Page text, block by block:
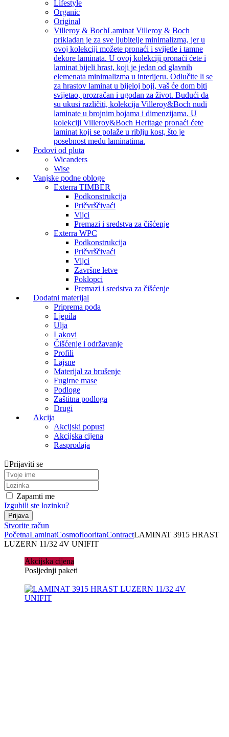
Lifestyle
Organic
Original
Villeroy & BochLaminat Villeroy & Boch
prikladan je za sve ljubitelje minimalizma, jer u
ovoj kolekciji možete pronaći i svijetle i tamne
dekore laminata. U ovoj kolekciji pronaći ćete i
laminat bijeli hrast, koji je jedan od glavnih
elemenata minimalizma u interijeru. Odlučite li se
za hrastov laminat u bijeloj boji, vaš će dom biti
svijetao, prozračan i ugodan za život. Budući da
su ukusi različiti, kolekcija Villeroy&Boch nudi
laminate u brojnim bojama i dimenzijama. U
kolekciji Villeroy&Boch Heritage pronaći ćete
laminat koji se polaže u riblju kost, što je
posebnost među laminatima.
Podovi od pluta
Wicanders
Wise
Vanjske podne obloge
Exterra TIMBER
Podkonstrukcija
Pričvrščivaći
Vijci
Premazi i sredstva za čišćenje
Exterra WPC
Podkonstrukcija
Pričvrščivaći
Vijci
Završne letve
Poklopci
Premazi i sredstva za čišćenje
Dodatni materijal
Priprema poda
Ljepila
Ulja
Lakovi
Čišćenje i održavanje
Profili
Lajsne
Materijal za brušenje
Fugirne mase
Podloge
Zaštitna podloga
Drugi
Akcija
Akcijski popust
Akcijska cijena
Rasprodaja
Prijaviti se
Zapamti me
Izgubili ste lozinku?
Stvorite račun
PočetnaLaminatCosmoflooritanContractLAMINAT 3915 HRAST
LUZERN 11/32 4V UNIFIT
Akcijska cijena
Posljednji paketi